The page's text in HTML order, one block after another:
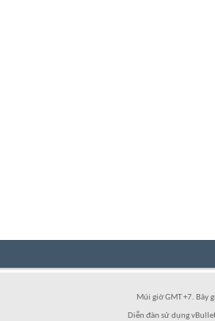
Múi giờ GMT +7. Bây
Diễn đàn sử dụng